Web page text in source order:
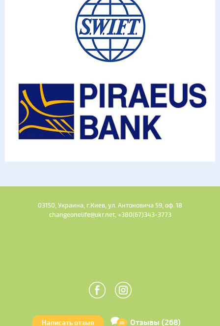
03150, Украина, г.Киев, ул. Антоновича 59, оф. 18
changeonelife@ukr.net, +380(67)343-3773
Написать отзыв Отзывы (268)